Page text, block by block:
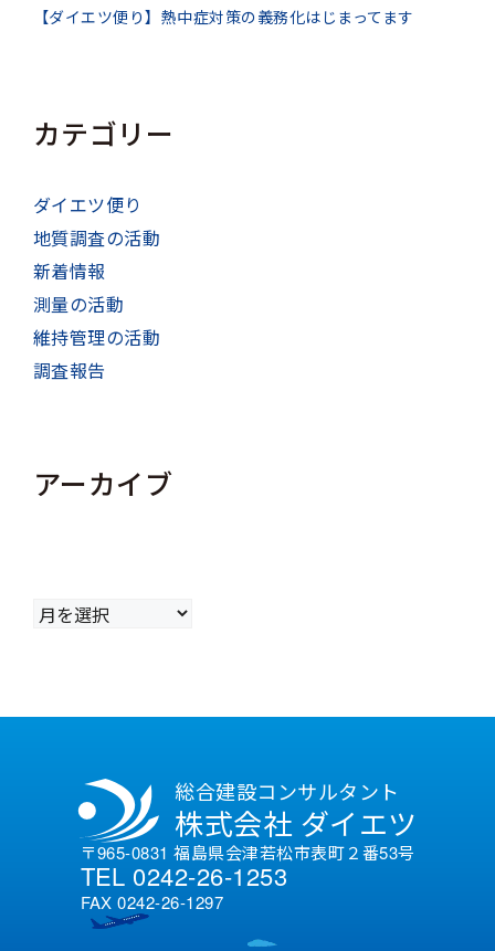
【ダイエツ便り】熱中症対策の義務化はじまってます
カテゴリー
ダイエツ便り
地質調査の活動
新着情報
測量の活動
維持管理の活動
調査報告
アーカイブ
ア
ー
総合建設コンサルタント
株式会社 ダイエツ
〒965-0831 福島県会津若松市表町２番53号
TEL 0242-26-1253
FAX 0242-26-1297